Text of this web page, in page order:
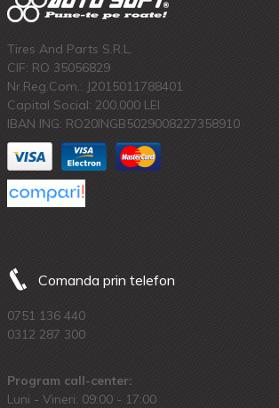
Tires And Parts S.R.L.
CIF: RO 35056829
Nr.Reg.Com.: J2015011788401
Capital Social: 200.000 LEI
IBAN ING: RO20INGB5029008227358910
Comanda prin telefon
0751 136 440
0312 287 300
Program call-center:
Luni - Vineri: 09:00 - 17:00